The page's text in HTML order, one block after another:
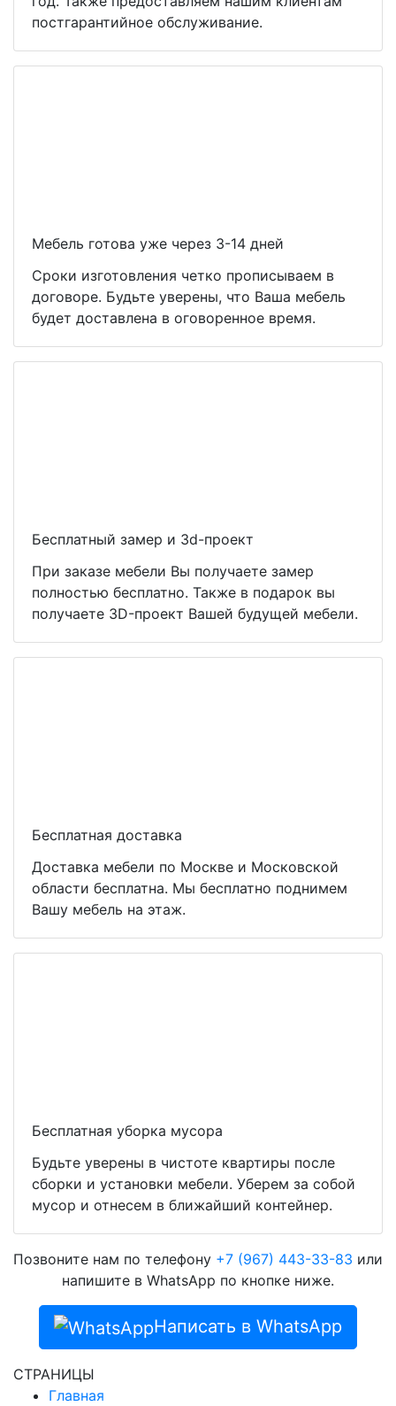
постгарантийное обслуживание.
Мебель готова уже через 3-14 дней
Сроки изготовления четко прописываем в
договоре. Будьте уверены, что Ваша мебель
будет доставлена в оговоренное время.
Бесплатный замер и 3d-проект
При заказе мебели Вы получаете замер
полностью бесплатно. Также в подарок вы
получаете 3D-проект Вашей будущей мебели.
Бесплатная доставка
Доставка мебели по Москве и Московской
области бесплатна. Мы бесплатно поднимем
Вашу мебель на этаж.
Бесплатная уборка мусора
Будьте уверены в чистоте квартиры после
сборки и установки мебели. Уберем за собой
мусор и отнесем в ближайший контейнер.
Позвоните нам по телефону +7 (967) 443-33-83 или
напишите в WhatsApp по кнопке ниже.
Написать в WhatsApp
СТРАНИЦЫ
Главная